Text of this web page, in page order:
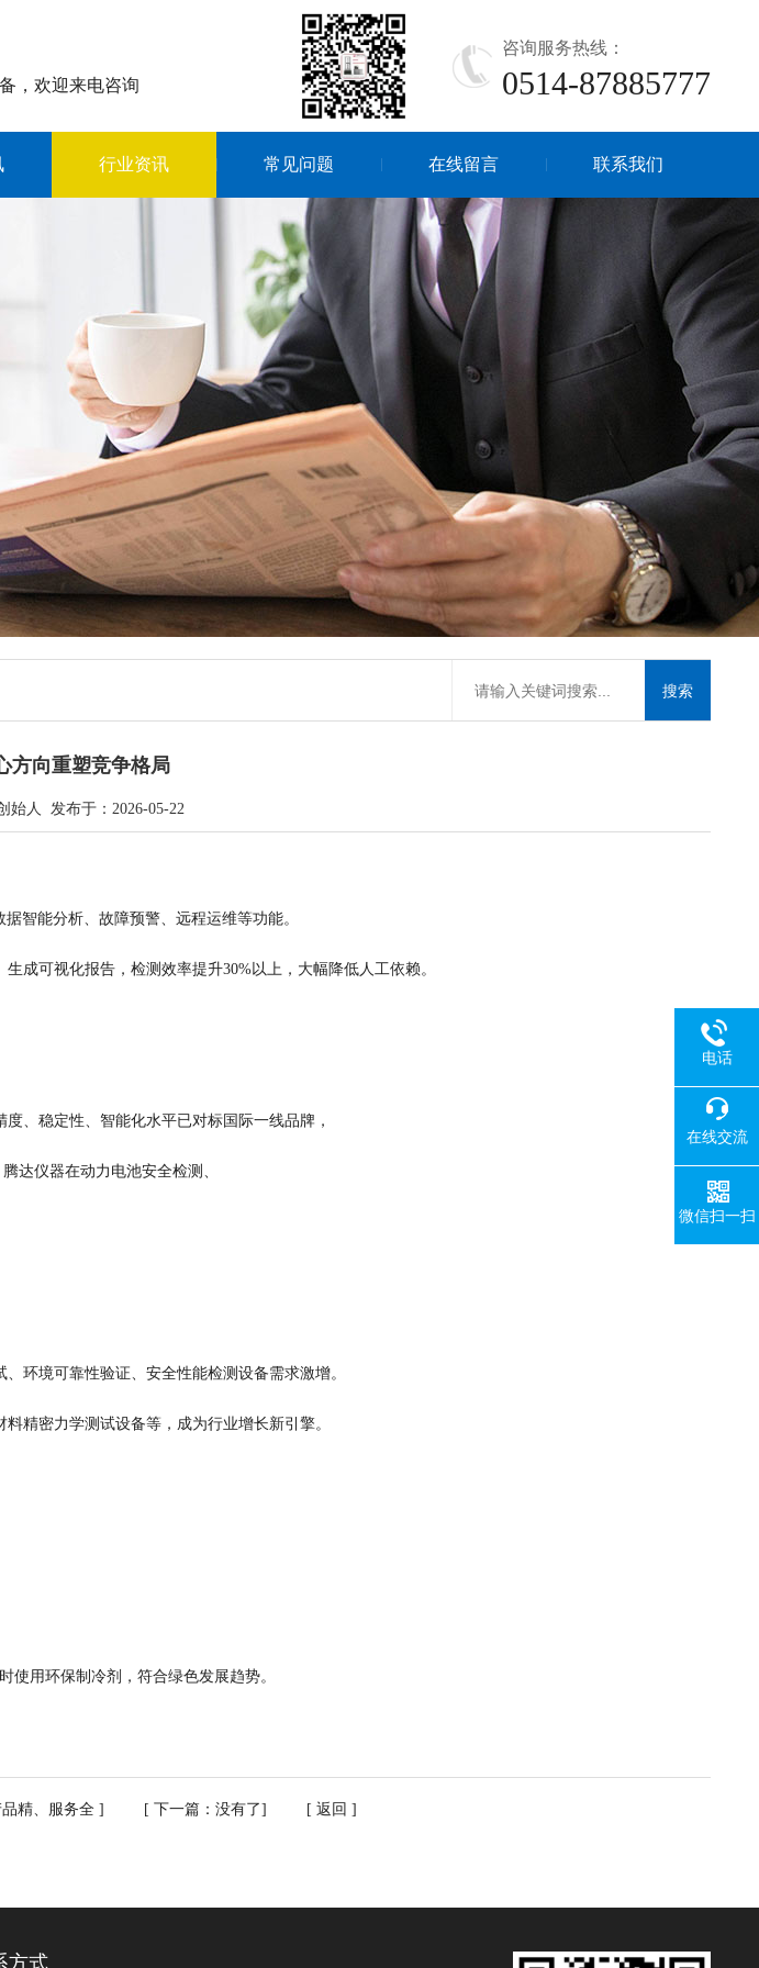
，欢迎来电咨询
咨询服务热线：
0514-87885777
行业资讯 常见问题 在线留言 联系我们
方向重塑竞争格局
始人 发布于：2026-05-22
智能分析、故障预警、远程运维等功能。
成可视化报告，检测效率提升30%以上，大幅降低人工依赖。
、稳定性、智能化水平已对标国际一线品牌，
达仪器在动力电池安全检测、
环境可靠性验证、安全性能检测设备需求激增。
精密力学测试设备等，成为行业增长新引擎。
使用环保制冷剂，符合绿色发展趋势。
精、服务全 ] [ 下一篇：没有了] [ 返回 ]
方式
电话
在线交流
微信扫一扫